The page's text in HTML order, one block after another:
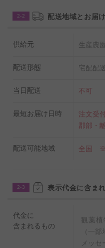
ございません。
外寸：MAXφ：43 高さ
重量：4.70kg
素材：ポリストーン製
2-2 配送地域とお届
供給元 生産農園
配送形態 宅配配送
当日配送 不可
最短お届け日時
注文受
郡部・
配送可能地域 全国 ※
2-3 表示代金に含ま
代金に
含まれるもの
観葉
（一
メッ